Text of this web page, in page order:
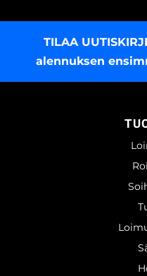
TILAA
alennuksen